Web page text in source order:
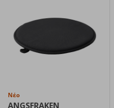
Νέο
ANGSFRAKEN